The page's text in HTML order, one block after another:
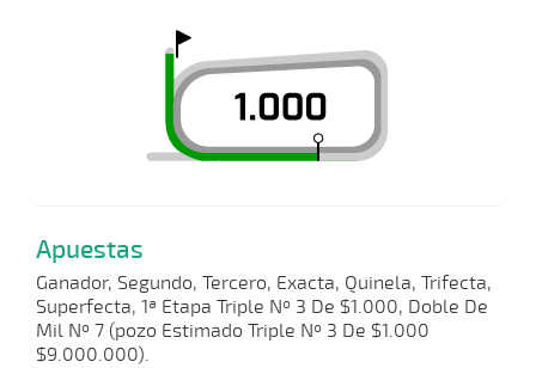
Apuestas
Ganador, Segundo, Tercero, Exacta, Quinela, Trifecta,
Superfecta, 1ª Etapa Triple Nº 3 De $1.000, Doble De
Mil Nº 7 (pozo Estimado Triple Nº 3 De $1.000
$9.000.000).